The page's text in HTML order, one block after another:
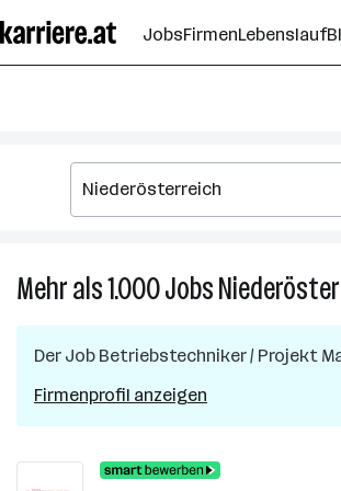
Seiteninhalt
springen
JobsFirmenLebenslauf
Mehr als 1.000Jobs
Der Job Betriebstechniker / Projekt
Firmenprofil anzeigen